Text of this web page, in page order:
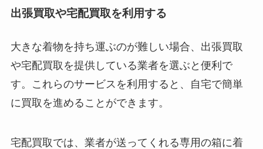
出張買取や宅配買取を利用する
大きな着物を持ち運ぶのが難しい場合、出張買取
や宅配買取を提供している業者を選ぶと便利で
す。これらのサービスを利用すると、自宅で簡単
に買取を進めることができます。
宅配買取では、業者が送ってくれる専用の箱に着